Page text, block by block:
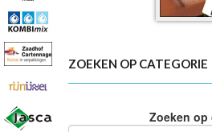
ZOEKEN OP CATEGORIE
Zoeken op